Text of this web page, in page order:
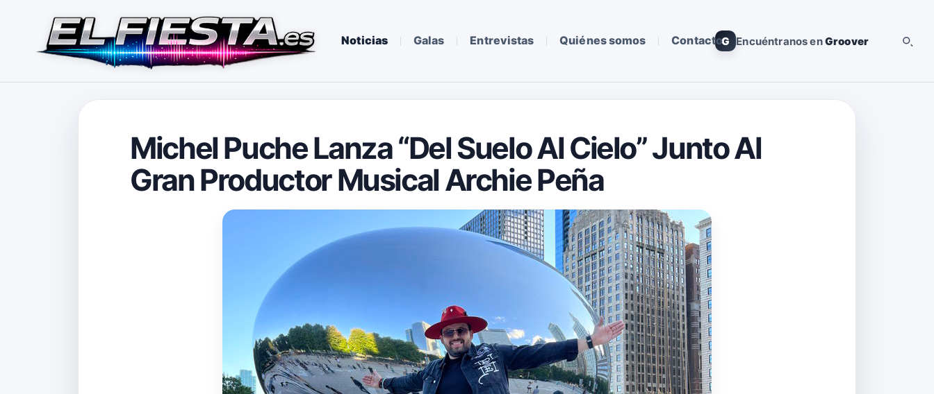
Noticias Galas Entrevistas Quiénes somos ContactoG Encuéntranos enGroover
Michel Puche Lanza “Del Suelo Al Cielo” Junto Al
Gran Productor Musical Archie Peña